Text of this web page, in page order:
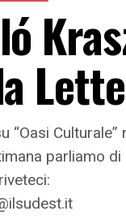
“Oasi
parliamo